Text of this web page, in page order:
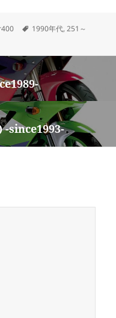
タ
1990年代,251～
-since1993-